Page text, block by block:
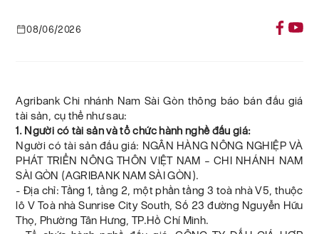
08/06/2026
Agribank Chi nhánh Nam Sài Gòn thông báo bán đấu giá
tài sản, cụ thể như sau:
1. Người có tài sản và tổ chức hành nghề đấu giá:
Người có tài sản đấu giá: NGÂN HÀNG NÔNG NGHIỆP VÀ
PHÁT TRIỂN NÔNG THÔN VIỆT NAM – CHI NHÁNH NAM
SÀI GÒN (AGRIBANK NAM SÀI GÒN).
- Địa chỉ: Tầng 1, tầng 2, một phần tầng 3 toà nhà V5, thuộc
lô V Toà nhà Sunrise City South, Số 23 đường Nguyễn Hữu
Thọ, Phường Tân Hưng, TP.Hồ Chí Minh.